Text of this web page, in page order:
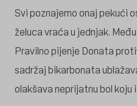
Svi poznajemo onaj pekući
želuca vraća u jednjak.
Pravilno pijenje Donata
sadržaj bikarbonata
olakšava neprijatnu bol koju